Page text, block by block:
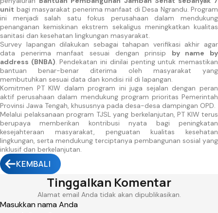
unit bagi masyarakat penerima manfaat di Desa Ngrandu. Program
ini menjadi salah satu fokus perusahaan dalam mendukung
penanganan kemiskinan ekstrem sekaligus meningkatkan kualitas
sanitasi dan kesehatan lingkungan masyarakat.
Survey lapangan dilakukan sebagai tahapan verifikasi akhir agar
data penerima manfaat sesuai dengan prinsip by name by
address (BNBA). Pendekatan ini dinilai penting untuk memastikan
bantuan benar-benar diterima oleh masyarakat yang
membutuhkan sesuai data dan kondisi riil di lapangan.
Komitmen PT KIW dalam program ini juga sejalan dengan peran
aktif perusahaan dalam mendukung program prioritas Pemerintah
Provinsi Jawa Tengah, khususnya pada desa-desa dampingan OPD.
Melalui pelaksanaan program TJSL yang berkelanjutan, PT KIW terus
berupaya memberikan kontribusi nyata bagi peningkatan
kesejahteraan masyarakat, penguatan kualitas kesehatan
lingkungan, serta mendukung terciptanya pembangunan sosial yang
inklusif dan berkelanjutan.
KEMBALI
Tinggalkan Komentar
Alamat email Anda tidak akan dipublikasikan.